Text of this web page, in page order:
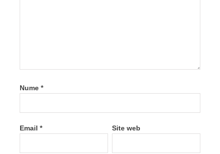
Nume *
Email * Site web